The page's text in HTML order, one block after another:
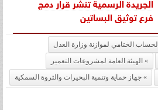
فرع توثيق البساتين
الحساب الختامي لموازنة وزارة العدل
الهيئة العامة لمشروعات التعمير
جهاز حماية وتنمية البحيرات والثروة السمكية